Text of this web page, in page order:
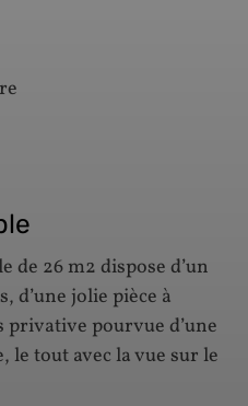
de 26 m2 dispose d’un
d’une jolie pièce à
privative pourvue d’une
le tout avec la vue sur le